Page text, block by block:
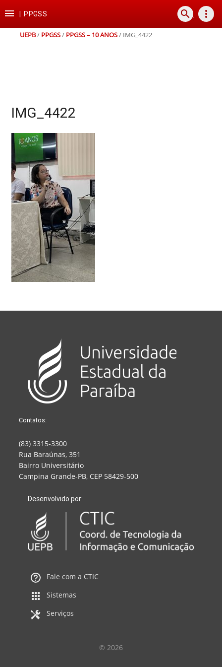
para
conteúdo
para
para
para
rodapé
 PPGSS search more_vert
UEPB/ PPGSS/ PPGSS – 10 ANOS/ IMG_4422
IMG_4422
Contatos:
(83) 3315-3300
Rua Baraúnas, 351
Bairro Universitário
Campina Grande-PB, CEP 58429-500
Desenvolvido por:
Fale com a CTIC
Sistemas
Serviços
© 2026